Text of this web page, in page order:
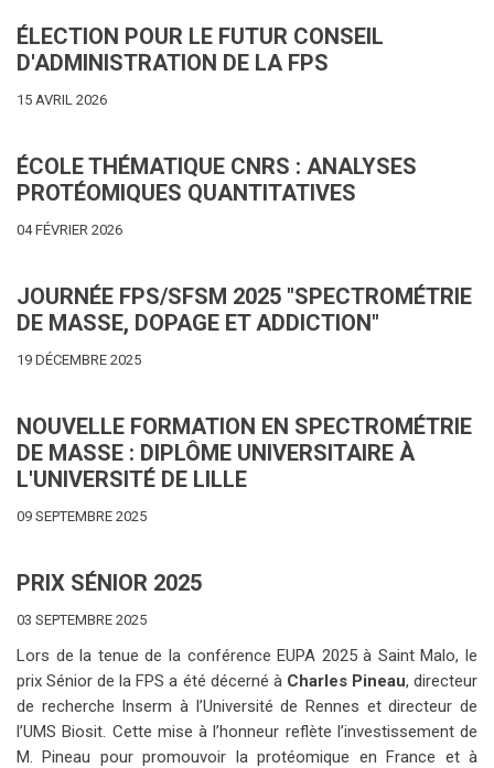
ÉLECTION POUR LE FUTUR CONSEIL
D'ADMINISTRATION DE LA FPS
15 AVRIL 2026
ÉCOLE THÉMATIQUE CNRS : ANALYSES
PROTÉOMIQUES QUANTITATIVES
04 FÉVRIER 2026
JOURNÉE FPS/SFSM 2025 "SPECTROMÉTRIE
DE MASSE, DOPAGE ET ADDICTION"
19 DÉCEMBRE 2025
NOUVELLE FORMATION EN SPECTROMÉTRIE
DE MASSE : DIPLÔME UNIVERSITAIRE À
L'UNIVERSITÉ DE LILLE
09 SEPTEMBRE 2025
PRIX SÉNIOR 2025
03 SEPTEMBRE 2025
Lors de la tenue de la conférence EUPA 2025 à Saint Malo, le
prix Sénior de la FPS a été décerné à Charles Pineau, directeur
de recherche Inserm à l’Université de Rennes et directeur de
l’UMS Biosit. Cette mise à l’honneur reflète l’investissement de
M. Pineau pour promouvoir la protéomique en France et à